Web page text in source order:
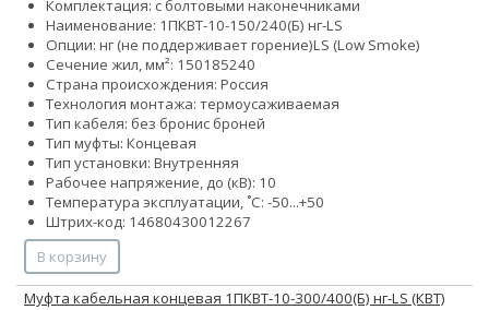
Комплектация: с болтовыми наконечниками
Наименование: 1ПКВТ-10-150/240(Б) нг-LS
Опции: нг (не поддерживает горение)LS (Low Smoke)
Сечение жил, мм²: 150185240
Страна происхождения: Россия
Технология монтажа: термоусаживаемая
Тип кабеля: без бронис броней
Тип муфты: Концевая
Тип установки: Внутренняя
Рабочее напряжение, до (кВ): 10
Температура эксплуатации, ˚С: -50...+50
Штрих-код: 14680430012267
В корзину
Муфта кабельная концевая 1ПКВТ-10-300/400(Б) нг-LS (КВТ)